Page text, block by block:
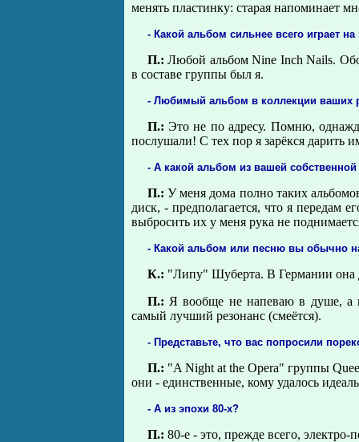
менять пластинку: старая напоминает
- Какой альбом сильнее всего играет
П.: Любой альбом Nine Inch Nails.
в составе группы был я.
- Любимый альбом в коллекции ваших
П.: Это не по адресу. Помню,
послушали! С тех пор я зарёкся дарить
- А какой альбом из вашей
П.: У меня дома полно таких
диск, - предполагается, что я передам
выбросить их у меня рука не
- Какой альбом или песню вы обычно
К.: "Липу" Шуберта. В Германии она
П.: Я вообще не напеваю в душе, а
самый лучший резонанс (смеётся).
- Представьте, что вас попросили
П.: "A Night at the Opera" группы
они - единственные, кому удалось
- А из эпохи 80-х?
П.: 80-е - это, прежде всего,